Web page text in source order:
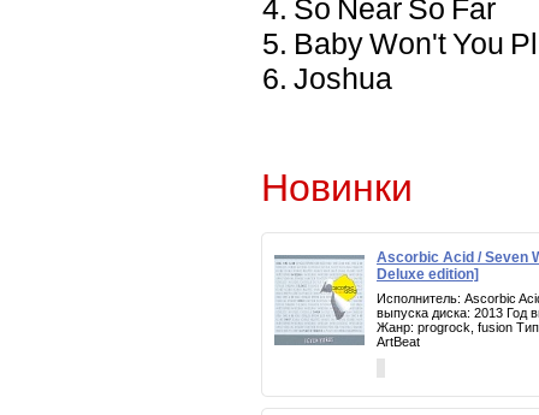
4. So Near So Far
5. Baby Won't You
6. Joshua
Новинки
Ascorbic Acid / Seven
Deluxe edition]
Исполнитель: Ascorbic
выпуска диска: 2013 Год
Жанр: progrock, fusion
ArtBeat